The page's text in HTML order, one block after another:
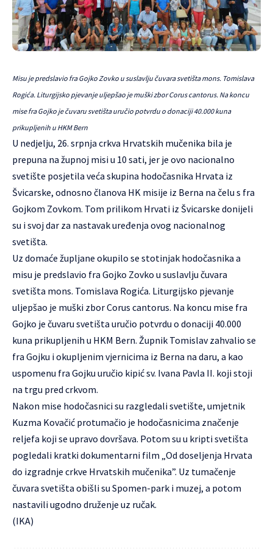
Misu je predslavio fra Gojko Zovko u suslavlju čuvara svetišta mons. Tomislava
Rogića. Liturgijsko pjevanje uljepšao je muški zbor Corus cantorus. Na koncu
mise fra Gojko je čuvaru svetišta uručio potvrdu o donaciji 40.000 kuna
prikupljenih u HKM Bern
U nedjelju, 26. srpnja crkva Hrvatskih mučenika bila je
prepuna na župnoj misi u 10 sati, jer je ovo nacionalno
svetište posjetila veća skupina hodočasnika Hrvata iz
Švicarske, odnosno članova HK misije iz Berna na čelu s fra
Gojkom Zovkom. Tom prilikom Hrvati iz Švicarske donijeli
su i svoj dar za nastavak uređenja ovog nacionalnog
svetišta.
Uz domaće župljane okupilo se stotinjak hodočasnika a
misu je predslavio fra Gojko Zovko u suslavlju čuvara
svetišta mons. Tomislava Rogića. Liturgijsko pjevanje
uljepšao je muški zbor Corus cantorus. Na koncu mise fra
Gojko je čuvaru svetišta uručio potvrdu o donaciji 40.000
kuna prikupljenih u HKM Bern. Župnik Tomislav zahvalio se
fra Gojku i okupljenim vjernicima iz Berna na daru, a kao
uspomenu fra Gojku uručio kipić sv. Ivana Pavla II. koji stoji
na trgu pred crkvom.
Nakon mise hodočasnici su razgledali svetište, umjetnik
Kuzma Kovačić protumačio je hodočasnicima značenje
reljefa koji se upravo dovršava. Potom su u kripti svetišta
pogledali kratki dokumentarni film „Od doseljenja Hrvata
do izgradnje crkve Hrvatskih mučenika”. Uz tumačenje
čuvara svetišta obišli su Spomen-park i muzej, a potom
nastavili ugodno druženje uz ručak.
(IKA)